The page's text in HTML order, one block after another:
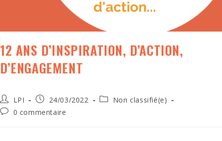
12 ANS D’INSPIRATION, D’ACTION,
D’ENGAGEMENT
LPI 24/03/2022
Non classifié(e)
0 commentaire